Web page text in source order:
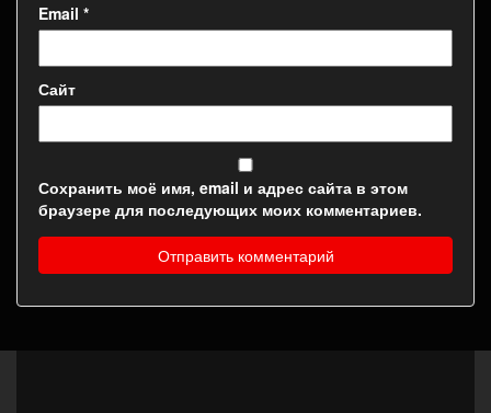
Email *
Сайт
Сохранить моё имя, email и адрес сайта в этом
браузере для последующих моих комментариев.